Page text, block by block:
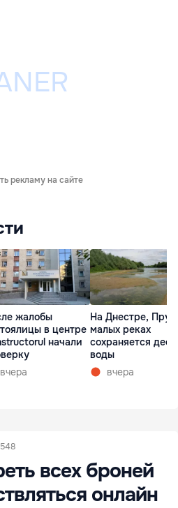
рекламу на сайте
жалобы
в центре
начали
вчера
На Днестре,
малых реках
сохраняется
воды
вчера
548
всех броней
онлайн